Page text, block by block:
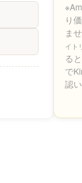
り
ま
イト
る
で
認